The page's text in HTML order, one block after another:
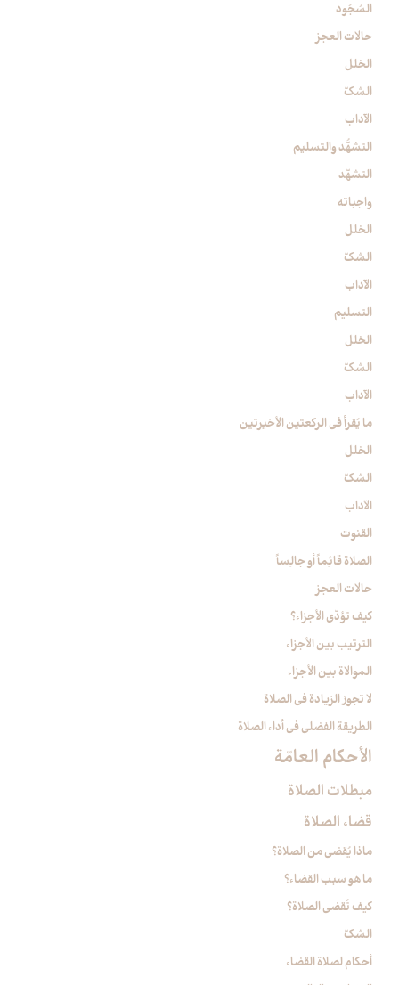
السُجُود
حالات العجز
الخلل
الشكّ
الآداب
التشهُّد والتسليم‏
التشهّد
واجباته
الخلل
الشكّ
الآداب
التسليم
الخلل
الشكّ
الآداب
ما يُقرأ في الركعتين الأخيرتين‏
الخلل
الشكّ
الآداب
القنوت‏
الصلاة قائِماً أو جالِساً
حالات العجز
كيف تؤدّى الأجزاء؟
الترتيب بين الأجزاء
الموالاة بين الأجزاء
لا تجوز الزيادة في الصلاة
الطريقة الفضلى في أداء الصلاة
الأحكام العامّة
مبطلات الصلاة
قضاء الصلاة
ماذا يُقضى من الصلاة؟
ما هو سبب القضاء؟
كيف تُقضى الصلاة؟
الشكّ
أحكام لصلاة القضاء